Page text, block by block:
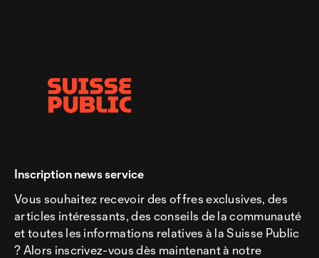
Inscription news service
Vous souhaitez recevoir des offres exclusives, des
articles intéressants, des conseils de la communauté
et toutes les informations relatives à la Suisse Public
? Alors inscrivez-vous dès maintenant à notre